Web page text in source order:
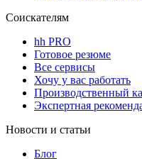
Соискателям
hh PRO
Готовое резюме
Все сервисы
Хочу у вас работать
Производственный
Экспертная
Новости и статьи
Блог